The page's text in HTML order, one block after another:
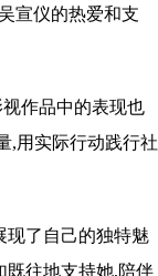
宣仪的热爱和支
作品中的表现也
,用实际行动践行社
现了自己的独特魅
既往地支持她,陪伴